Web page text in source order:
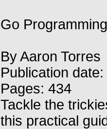
Go
By Aaron Torres
Publication
Pages: 434
Tackle the
this practical